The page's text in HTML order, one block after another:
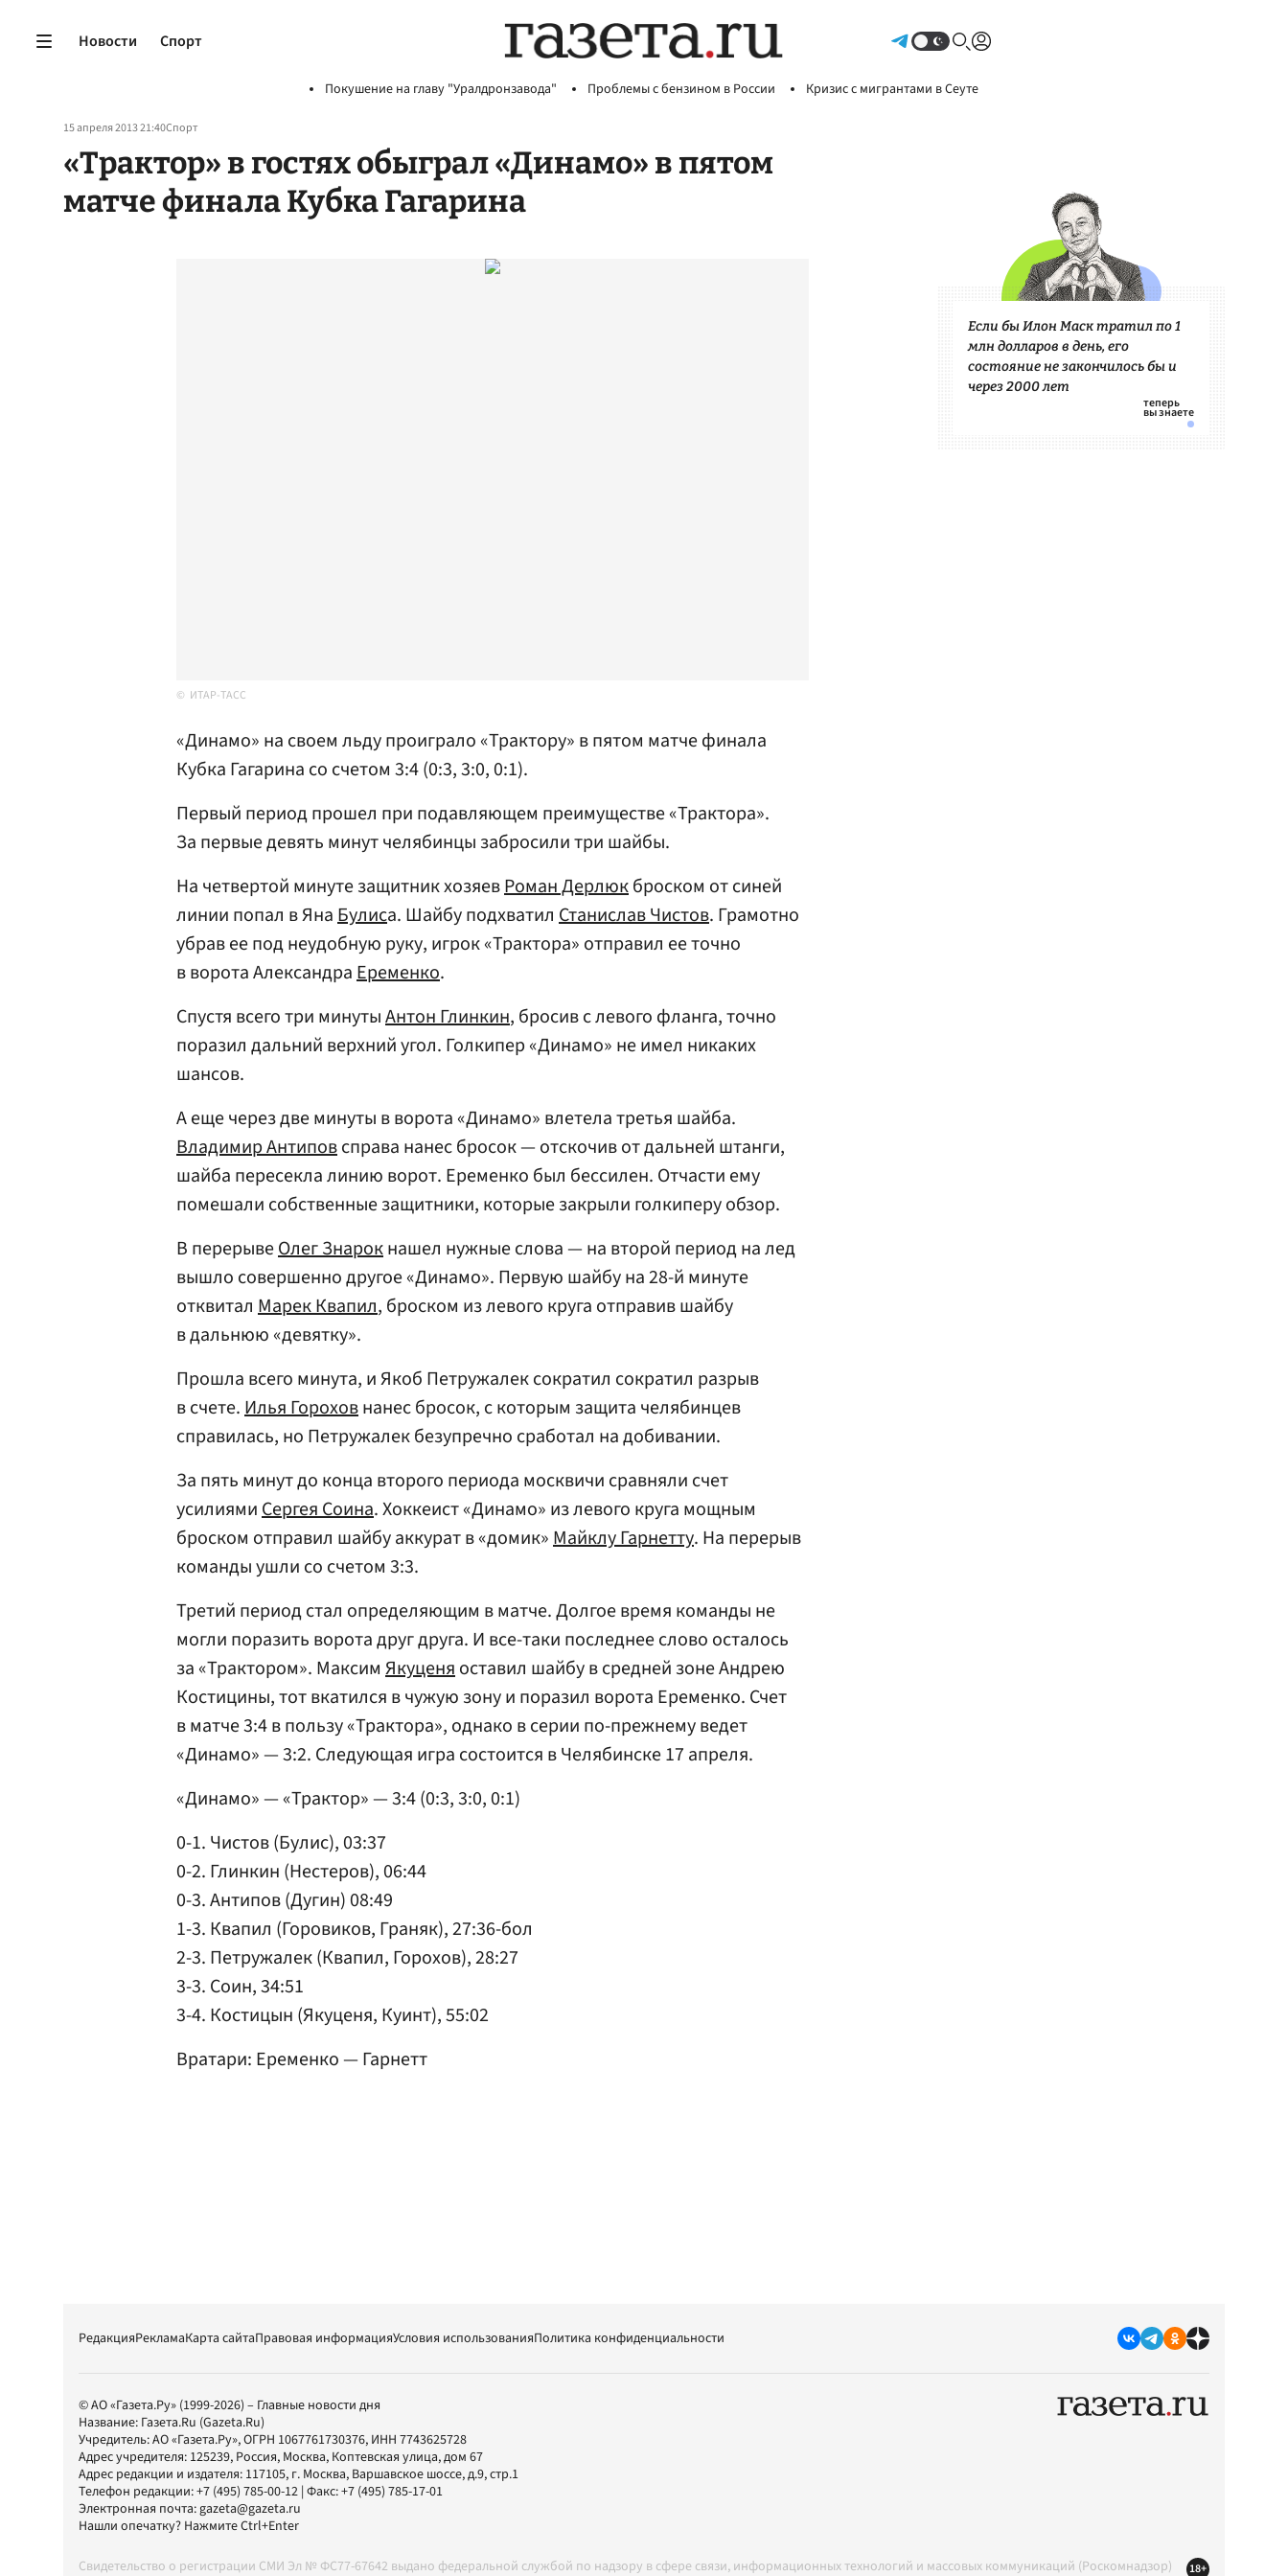
Новости Спорт
Покушение на главу "Уралдронзавода" Проблемы с бензином в России Кризис с мигрантами в Сеуте
15 апреля 2013 21:40Спорт
«Трактор» в гостях обыграл «Динамо» в пятом
матче финала Кубка Гагарина
ИТАР-ТАСС
«Динамо» на своем льду проиграло «Трактору» в пятом матче финала
Кубка Гагарина со счетом 3:4 (0:3, 3:0, 0:1).
Первый период прошел при подавляющем преимуществе «Трактора».
За первые девять минут челябинцы забросили три шайбы.
На четвертой минуте защитник хозяевРоман Дерлюкброском от синей
линии попал в ЯнаБулиса. Шайбу подхватил Станислав Чистов. Грамотно
убрав ее под неудобную руку, игрок «Трактора» отправил ее точно
в ворота АлександраЕременко.
Спустя всего три минутыАнтон Глинкин, бросив с левого фланга, точно
поразил дальний верхний угол. Голкипер «Динамо» не имел никаких
шансов.
А еще через две минуты в ворота «Динамо» влетела третья шайба.
Владимир Антиповсправа нанес бросок — отскочив от дальней штанги,
шайба пересекла линию ворот. Еременко был бессилен. Отчасти ему
помешали собственные защитники, которые закрыли голкиперу обзор.
В перерывеОлег Знарокнашел нужные слова — на второй период на лед
вышло совершенно другое «Динамо». Первую шайбу на 28-й минуте
отквитал Марек Квапил, броском из левого круга отправив шайбу
в дальнюю «девятку».
Прошла всего минута, и Якоб Петружалек сократил сократил разрыв
в счете.Илья Гороховнанес бросок, с которым защита челябинцев
справилась, но Петружалек безупречно сработал на добивании.
За пять минут до конца второго периода москвичи сравняли счет
усилиямиСергея Соина. Хоккеист «Динамо» из левого круга мощным
броском отправил шайбу аккурат в «домик»Майклу Гарнетту. На перерыв
команды ушли со счетом 3:3.
Третий период стал определяющим в матче. Долгое время команды не
могли поразить ворота друг друга. И все-таки последнее слово осталось
за «Трактором». Максим Якуценяоставил шайбу в средней зоне Андрею
Костицины, тот вкатился в чужую зону и поразил ворота Еременко. Счет
в матче 3:4 в пользу «Трактора», однако в серии по-прежнему ведет
«Динамо» — 3:2. Следующая игра состоится в Челябинске 17 апреля.
«Динамо» — «Трактор» — 3:4 (0:3, 3:0, 0:1)
0-1. Чистов (Булис), 03:37
0-2. Глинкин (Нестеров), 06:44
0-3. Антипов (Дугин) 08:49
1-3. Квапил (Горовиков, Граняк), 27:36-бол
2-3. Петружалек (Квапил, Горохов), 28:27
3-3. Соин, 34:51
3-4. Костицын (Якуценя, Куинт), 55:02
Вратари: Еременко — Гарнетт
Если бы Илон Маск тратил по 1
млн долларов в день, его
состояние не закончилось бы и
через 2000 лет
РедакцияРекламаКарта сайтаПравовая информацияУсловия использованияПолитика конфиденциальности
© АО «Газета.Ру» (1999-2026) – Главные новости дня
Название: Газета.Ru (Gazeta.Ru)
Учредитель:АО «Газета.Ру», ОГРН 1067761730376, ИНН 7743625728
Адрес учредителя: 125239, Россия, Москва, Коптевская улица, дом 67
Адрес редакции и издателя: 117105, г. Москва, Варшавское шоссе, д.9, стр.1
Телефон редакции:+7 (495) 785-00-12 | Факс:+7 (495) 785-17-01
Электронная почта:gazeta@gazeta.ru
Нашли опечатку? Нажмите Ctrl+Enter
Свидетельство о регистрации СМИ Эл № ФС77-67642 выдано федеральной службой по надзору в сфере связи, информационных технологий и массовых коммуникаций (Роскомнадзор)
18+